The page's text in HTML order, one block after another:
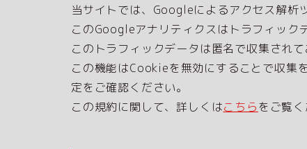
当サイトでは、Googleによるアクセス解析
このGoogleアナリティクスはトラフィック
このトラフィックデータは匿名で収集され
この機能はCookieを無効にすることで収集
定をご確認ください。
この規約に関して、詳しくはこちらをご覧く